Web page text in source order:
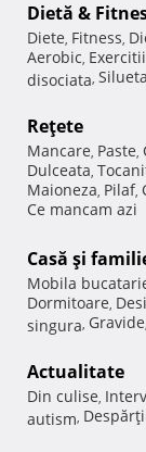
Dietă &
Diete, Fitness,
Aerobic,
disociata, Silueta
Reţete
Mancare, Paste,
Dulceata,
Maioneza, Pilaf,
Ce mancam azi
Casă şi
Mobila
Dormitoare,
singura, Gravide,
Actualitate
Din culise,
autism,